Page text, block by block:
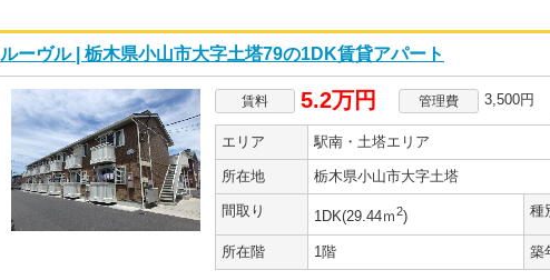
ルーヴル | 栃木県小山市大字土塔79の1DK賃貸アパート
賃料 5.2万円 管理費 3,500円
エリア 駅南・土塔エリア
所在地 栃木県小山市大字土塔
間取り 1DK(29.44ｍ2) 種
所在階 1階 築